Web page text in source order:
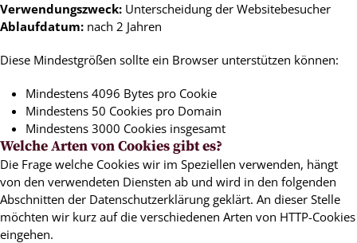
Verwendungszweck: Unterscheidung der Websitebesucher
Ablaufdatum: nach 2 Jahren
Diese Mindestgrößen sollte ein Browser unterstützen können:
Mindestens 4096 Bytes pro Cookie
Mindestens 50 Cookies pro Domain
Mindestens 3000 Cookies insgesamt
Welche Arten von Cookies gibt es?
Die Frage welche Cookies wir im Speziellen verwenden, hängt
von den verwendeten Diensten ab und wird in den folgenden
Abschnitten der Datenschutzerklärung geklärt. An dieser Stelle
möchten wir kurz auf die verschiedenen Arten von HTTP-Cookies
eingehen.